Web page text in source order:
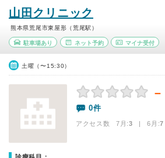
山田クリニック
熊本県荒尾市東屋形（荒尾駅）
駐車場あり ネット予約 マイナ受付
土曜（〜15:30）
－
0件
アクセス数 7月:3 | 6月:7